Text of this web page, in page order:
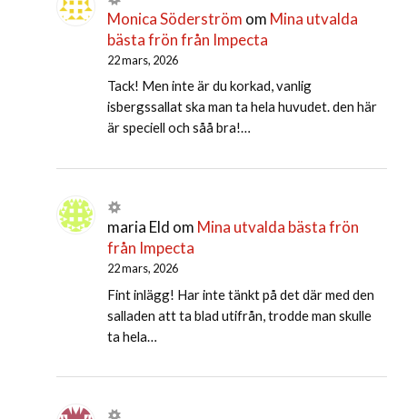
Monica Söderström om Mina utvalda
bästa frön från Impecta
22 mars, 2026
Tack! Men inte är du korkad, vanlig
isbergssallat ska man ta hela huvudet. den här
är speciell och såå bra!…
maria Eld om Mina utvalda bästa frön
från Impecta
22 mars, 2026
Fint inlägg! Har inte tänkt på det där med den
salladen att ta blad utifrån, trodde man skulle
ta hela…